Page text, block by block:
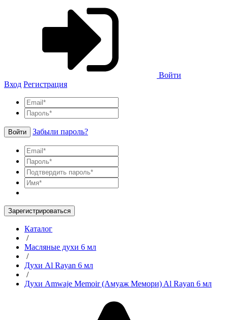
Войти
Вход Регистрация
Войти Забыли пароль?
Зарегистрироваться
Каталог
/
Масляные духи 6 мл
/
Духи Al Rayan 6 мл
/
Духи Amwaje Memoir (Амуаж Мемори) Al Rayan 6 мл